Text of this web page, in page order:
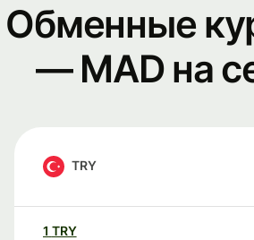
Обменные
— MAD на
TRY
1 TRY